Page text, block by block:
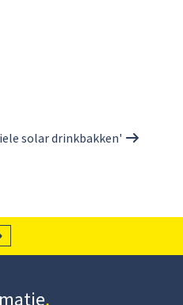
solar drinkbakken'